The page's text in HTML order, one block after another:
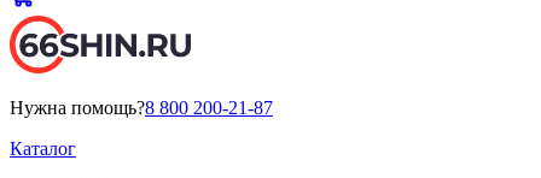
Нужна помощь?8 800 200-21-87
Каталог